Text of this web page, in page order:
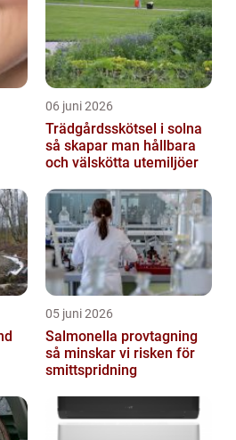
06 juni 2026
Trädgårdsskötsel i solna
så skapar man hållbara
och välskötta utemiljöer
05 juni 2026
Salmonella provtagning
så minskar vi risken för
smittspridning